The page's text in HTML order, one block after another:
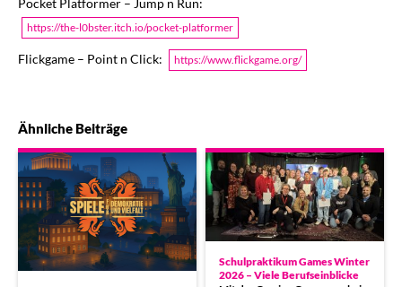
https://the-l0bster.itch.io/pocket-platformer
Flickgame – Point n Click: https://www.flickgame.org/
Ähnliche Beiträge
Schulpraktikum Games Winter
2026 – Viele Berufseinblicke